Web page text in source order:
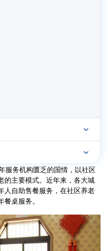
方案
方案
起
榨汁机应用方案
务机构匮乏的国情，以社区
的主要模式。近年来，各大城
人自助售餐服务，在社区养老
桌服务。